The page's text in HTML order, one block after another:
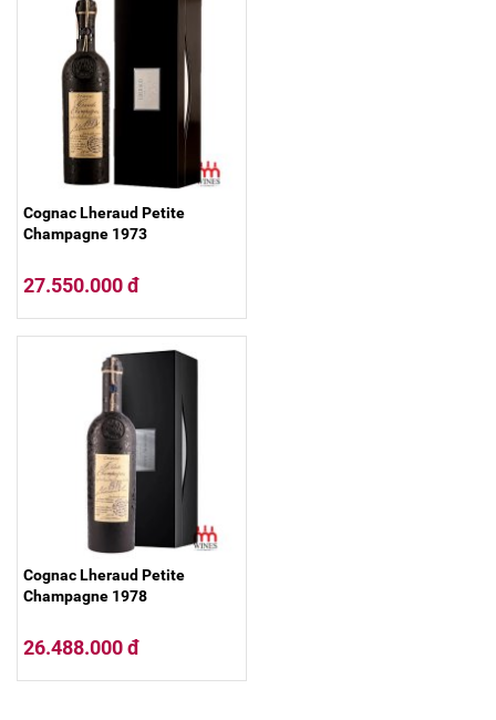
Cognac Lheraud Petite
Champagne 1973
27.550.000 đ
Cognac Lheraud Petite
Champagne 1978
26.488.000 đ